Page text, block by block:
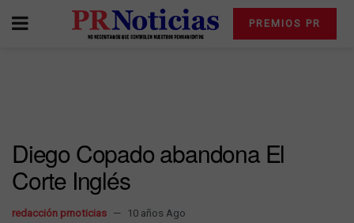
PREMIOS PR
Diego Copado abandona El
Corte Inglés
redacción prnoticias 10 años Ago